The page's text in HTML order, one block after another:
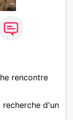
rencontre
recherche d'un